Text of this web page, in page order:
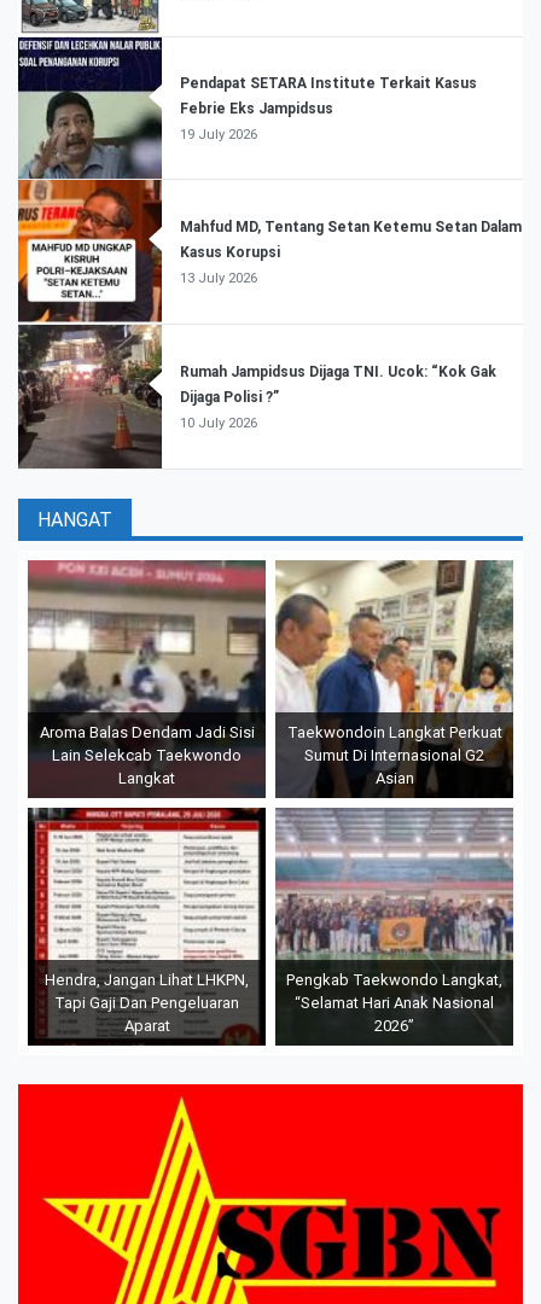
Pendapat SETARA Institute Terkait Kasus
Febrie Eks Jampidsus
19 July 2026
Mahfud MD, Tentang Setan Ketemu Setan Dalam
Kasus Korupsi
13 July 2026
Rumah Jampidsus Dijaga TNI. Ucok: “Kok Gak
Dijaga Polisi ?”
10 July 2026
HANGAT
Aroma Balas Dendam Jadi Sisi
Lain Selekcab Taekwondo
Langkat
Taekwondoin Langkat Perkuat
Sumut Di Internasional G2
Asian
Hendra, Jangan Lihat LHKPN,
Tapi Gaji Dan Pengeluaran
Aparat
Pengkab Taekwondo Langkat,
“Selamat Hari Anak Nasional
2026”